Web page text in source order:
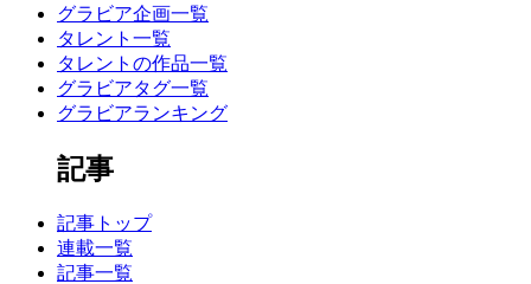
グラビア企画一覧
タレント一覧
タレントの作品一覧
グラビアタグ一覧
グラビアランキング
記事
記事トップ
連載一覧
記事一覧